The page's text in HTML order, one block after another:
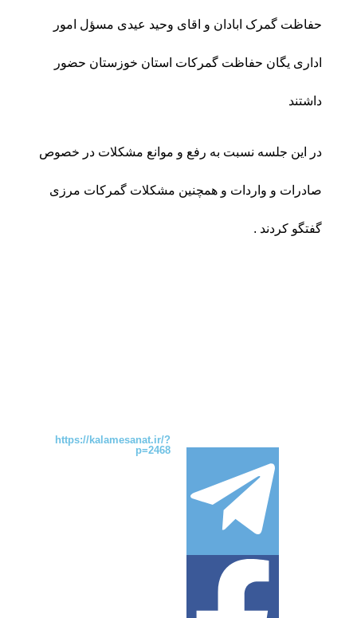
حفاظت گمرک ابادان و اقای وحید عیدی مسؤل امور
اداری یگان حفاظت گمرکات استان خوزستان حضور
داشتند
در این جلسه نسبت به رفع و موانع مشکلات در خصوص
صادرات و واردات و همچنین مشکلات گمرکات مرزی
گفتگو کردند .
https://kalamesanat.ir/?
p=2468